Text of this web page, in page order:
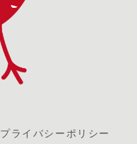
プライバシーポリシー